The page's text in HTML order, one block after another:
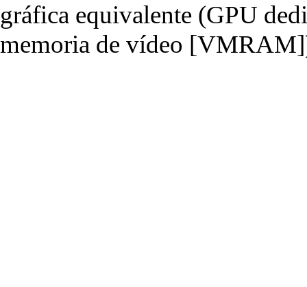
gráfica equivalente (GPU
memoria de vídeo